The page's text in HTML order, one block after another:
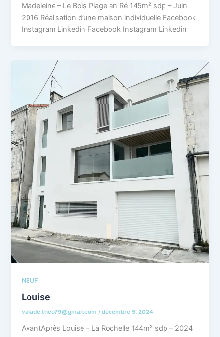
Madeleine – Le Bois Plage en Ré 145m² sdp – Juin
2016 Réalisation d’une maison individuelle Facebook
Instagram Linkedin Facebook Instagram Linkedin
NEUF
Louise
valade.theo79@gmail.com/décembre 5, 2024
AvantAprès Louise – La Rochelle 144m² sdp – 2024